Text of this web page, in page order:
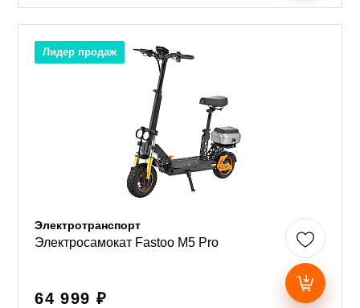
Лидер продаж
Электротранспорт
Электросамокат Fastoo M5 Pro
64 999 ₽